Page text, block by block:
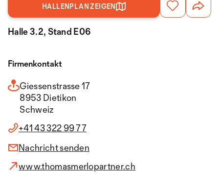
HALLENPLAN ZEIGEN
Halle 3.2, Stand E06
Firmenkontakt
Giessenstrasse 17
8953 Dietikon
Schweiz
+41 43 322 99 77
Nachricht senden
www.thomasmerlopartner.ch